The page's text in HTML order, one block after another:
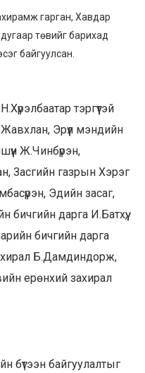
гарган, Хавдар
төвийг барихад
байгуулсан.
тэргүүтэй
Эрүүл мэндийн
Ж.Чинбүрэн,
Засгийн газрын Хэрэг
Эдийн засаг,
дарга И.Батхүү,
бичгийн дарга
Б.Дамдиндорж,
ерөнхий захирал
бүтээн байгуулалтыг